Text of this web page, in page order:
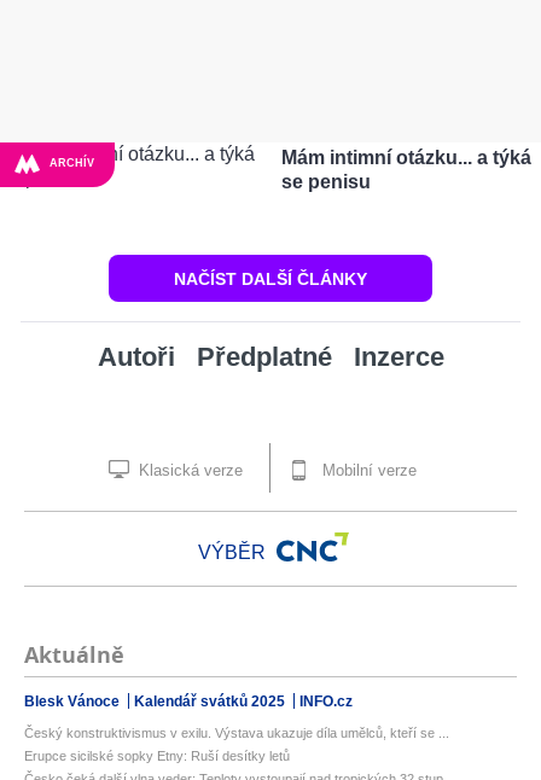
ARCHÍV
Mám intimní otázku... a týká
se penisu
NAČÍST DALŠÍ ČLÁNKY
Autoři Předplatné Inzerce
Klasická verze Mobilní verze
VÝBĚR
Aktuálně
Blesk Vánoce Kalendář svátků 2025 INFO.cz
Český konstruktivismus v exilu. Výstava ukazuje díla umělců, kteří se ...
Erupce sicilské sopky Etny: Ruší desítky letů